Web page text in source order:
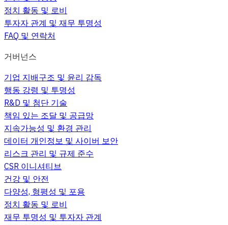
정치 활동 및 로비
투자자 관계 및 재무 투명성
FAQ 및 연락처
거버넌스
기업 지배구조 및 윤리 감독
행동 강령 및 투명성
R&D 및 첨단 기술
책임 있는 조달 및 공급망
지속가능성 및 환경 관리
데이터 개인정보 및 사이버 보안
리스크 관리 및 규제 준수
CSR 이니셔티브
건강 및 안전
다양성, 형평성 및 포용
정치 활동 및 로비
재무 투명성 및 투자자 관계